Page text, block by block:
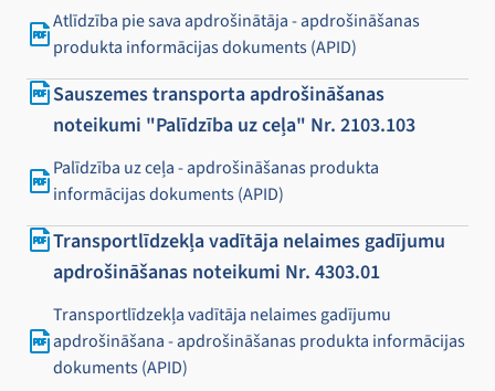
Atlīdzība pie sava apdrošinātāja - apdrošināšanas
produkta informācijas dokuments (APID)
Sauszemes transporta apdrošināšanas
noteikumi "Palīdzība uz ceļa" Nr. 2103.103
Palīdzība uz ceļa - apdrošināšanas produkta
informācijas dokuments (APID)
Transportlīdzekļa vadītāja nelaimes gadījumu
apdrošināšanas noteikumi Nr. 4303.01
Transportlīdzekļa vadītāja nelaimes gadījumu
apdrošināšana - apdrošināšanas produkta informācijas
dokuments (APID)